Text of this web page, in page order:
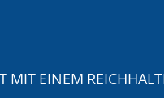
MIT EINEM